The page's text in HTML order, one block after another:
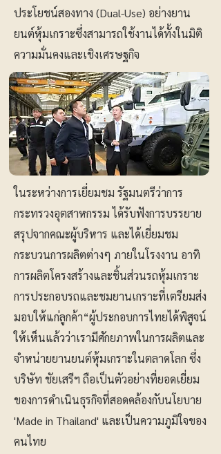
ประโยชน์สองทาง (Dual-Use) อย่างยาน
ยนต์หุ้มเกราะซึ่งสามารถใช้งานได้ทั้งในมิติ
ความมั่นคงและเชิงเศรษฐกิจ
ในระหว่างการเยี่ยมชม รัฐมนตรีว่าการ
กระทรวงอุตสาหกรรม ได้รับฟังการบรรยาย
สรุปจากคณะผู้บริหาร และได้เยี่ยมชม
กระบวนการผลิตต่างๆ ภายในโรงงาน อาทิ
การผลิตโครงสร้างและชิ้นส่วนรถหุ้มเกราะ
การประกอบรถและชมยานเกราะที่เตรียมส่ง
มอบให้แก่ลูกค้า“ผู้ประกอบการไทยได้พิสูจน์
ให้เห็นแล้วว่าเรามีศักยภาพในการผลิตและ
จำหน่ายยานยนต์หุ้มเกราะในตลาดโลก ซึ่ง
บริษัท ชัยเสรีฯ ถือเป็นตัวอย่างที่ยอดเยี่ยม
ของการดำเนินธุรกิจที่สอดคล้องกับนโยบาย
'Made in Thailand' และเป็นความภูมิใจของ
คนไทย